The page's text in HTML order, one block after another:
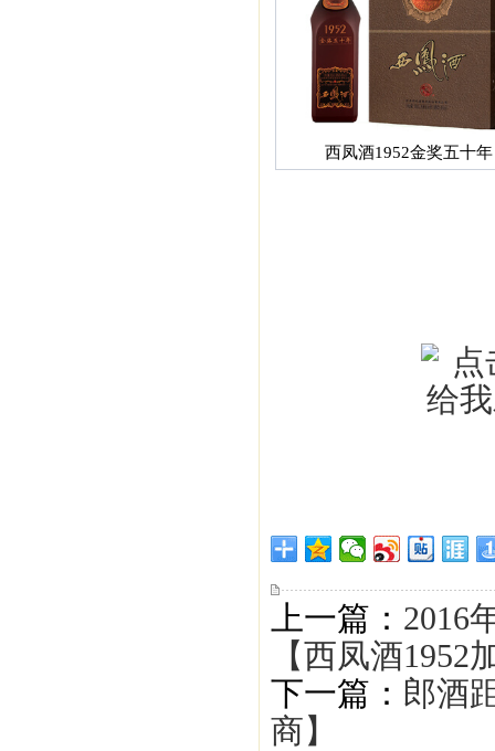
西凤酒1952金奖五十年
上一篇： 2016
【西凤酒1952
下一篇： 郎酒
商】